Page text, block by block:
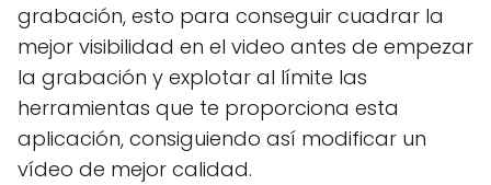
grabación, esto para conseguir cuadrar la
mejor visibilidad en el video antes de empezar
la grabación y explotar al límite las
herramientas que te proporciona esta
aplicación, consiguiendo así modificar un
vídeo de mejor calidad.